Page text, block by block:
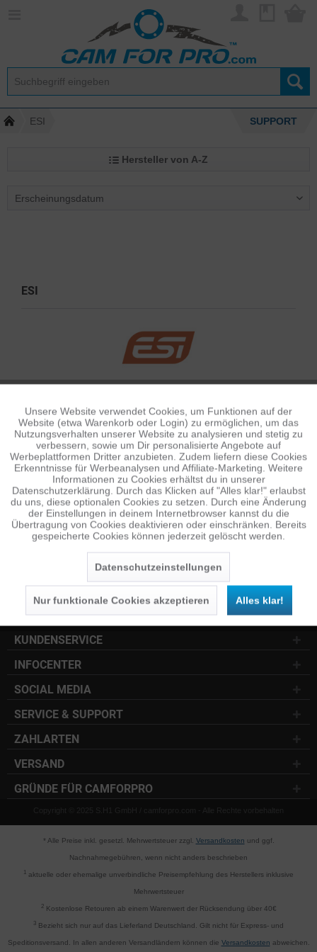
ESI SUPPORT
Hersteller von A-Z
ESI
NEWSLETTER
Jetzt anmelden und 10 € Gutschein sichern
habe ich zur Kenntnis
genommen.
KUNDENSERVICE
INFOCENTER
SOCIAL MEDIA
SERVICE & SUPPORT
ZAHLARTEN
VERSAND
GRÜNDE FÜR CAMFORPRO
Copyright © 2025 S.H1 GmbH / camforpro.com - Alle Rechte vorbehalten
* Alle Preise inkl. gesetzl. Mehrwertsteuer zzgl. Versandkosten und ggf.
Nachnahmegebühren, wenn nicht anders beschrieben
1 aktuelle oder ehemalige unverbindliche Preisempfehlung des Herstellers inklusive
Mehrwertsteuer
2Kostenlose Retouren ab einem Warenwert der Rücksendung über 40€
3 Bezieht sich nur auf das Lieferland Deutschland. Gilt nicht für Express- und
Speditionsversand. In allen anderen Versandländern können die Versandkosten abweichen.
Funktionale Aktiv
Tracking Inaktiv
Personalisierung Inaktiv
Service Inaktiv
Unsere Website verwendet Cookies, um Funktionen auf der
Website (etwa Warenkorb oder Login) zu ermöglichen, um das
Nutzungsverhalten unserer Website zu analysieren und stetig zu
verbessern, sowie um Dir personalisierte Angebote auf
Werbeplattformen Dritter anzubieten. Zudem liefern diese Cookies
Erkenntnisse für Werbeanalysen und Affiliate-Marketing. Weitere
Informationen zu Cookies erhältst du in unserer
Datenschutzerklärung. Durch das Klicken auf "Alles klar!" erlaubst
du uns, diese optionalen Cookies zu setzen. Durch eine Änderung
der Einstellungen in deinem Internetbrowser kannst du die
Übertragung von Cookies deaktivieren oder einschränken. Bereits
gespeicherte Cookies können jederzeit gelöscht werden.
Datenschutzeinstellungen
Nur funktionale Cookies akzeptieren Alles klar!